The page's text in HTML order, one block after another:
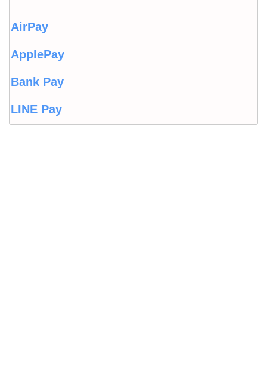
AirPay
ApplePay
Bank Pay
LINE Pay